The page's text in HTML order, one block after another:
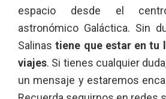
espacio desde el
astronómico Galáctica. Sin
Salinas tiene que estar en tu
viajes. Si tienes cualquier
un mensaje y estaremos